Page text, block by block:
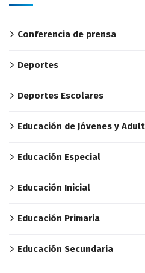
Conferencia de prensa
Deportes
Deportes Escolares
Educación de Jóvenes y
Educación Especial
Educación Inicial
Educación Primaria
Educación Secundaria